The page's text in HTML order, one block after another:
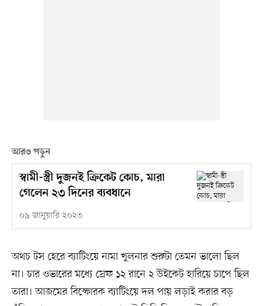
আরও পড়ুন
স্বামী-স্ত্রী দুজনই ক্রিকেট কোচ, মারা
গেলেন ২৩ দিনের ব্যবধানে
০৯ জানুয়ারি ২০২৩
অথচ টস হেরে ব্যাটিংয়ে নামা খুলনার শুরুটা তেমন ভালো ছিল
না। চার ওভারের মধ্যে স্রেফ ১২ রানে ২ উইকেট হারিয়ে চাপে ছিল
তারা। আজমের বিস্ফোরক ব্যাটিংয়ে দল পায় লড়াই করার বড়